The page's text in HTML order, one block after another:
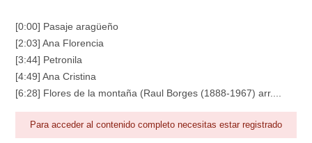
[0:00] Pasaje aragüeño
[2:03] Ana Florencia
[3:44] Petronila
[4:49] Ana Cristina
[6:28] Flores de la montaña (Raul Borges (1888-1967) arr....
Para acceder al contenido completo necesitas estar registrado